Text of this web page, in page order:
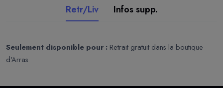
Retr/Liv Infos supp.
Seulement disponible pour : Retrait gratuit dans la boutique
d'Arras